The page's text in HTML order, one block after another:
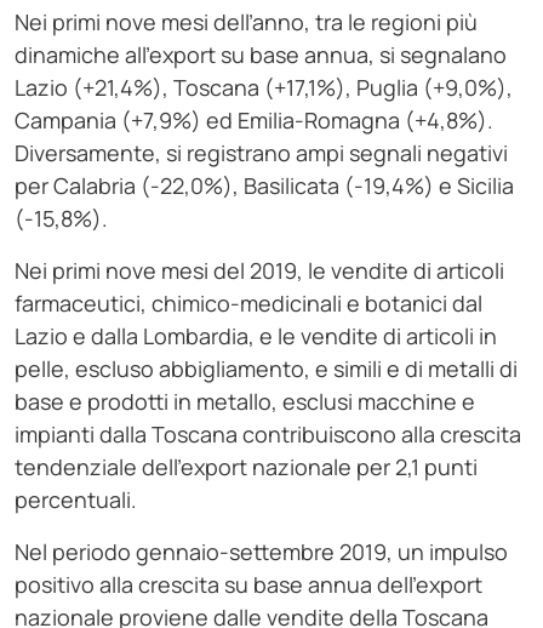
Nei primi nove mesi dell’anno, tra le regioni più
dinamiche all’export su base annua, si segnalano
Lazio (+21,4%), Toscana (+17,1%), Puglia (+9,0%),
Campania (+7,9%) ed Emilia-Romagna (+4,8%).
Diversamente, si registrano ampi segnali negativi
per Calabria (-22,0%), Basilicata (-19,4%) e Sicilia
(-15,8%).
Nei primi nove mesi del 2019, le vendite di articoli
farmaceutici, chimico-medicinali e botanici dal
Lazio e dalla Lombardia, e le vendite di articoli in
pelle, escluso abbigliamento, e simili e di metalli di
base e prodotti in metallo, esclusi macchine e
impianti dalla Toscana contribuiscono alla crescita
tendenziale dell’export nazionale per 2,1 punti
percentuali.
Nel periodo gennaio-settembre 2019, un impulso
positivo alla crescita su base annua dell’export
nazionale proviene dalle vendite della Toscana